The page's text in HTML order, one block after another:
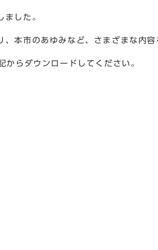
した。
本市のあゆみなど、さまざまな内
らダウンロードしてください。